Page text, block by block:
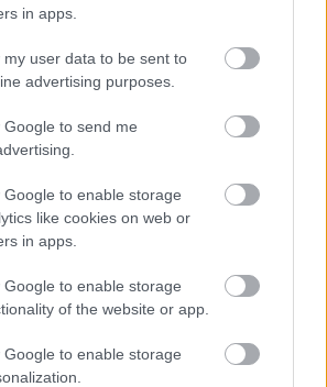
in apps.
my user data to be sent to
advertising purposes.
to send me
Google to enable storage
like cookies on web or
in apps.
Google to enable storage
of the website or app.
Google to enable storage
πρακτικής άσκησης